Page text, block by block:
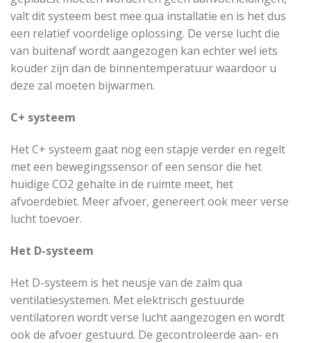
valt dit systeem best mee qua installatie en is het dus
een relatief voordelige oplossing. De verse lucht die
van buitenaf wordt aangezogen kan echter wel iets
kouder zijn dan de binnentemperatuur waardoor u
deze zal moeten bijwarmen.
C+ systeem
Het C+ systeem gaat nog een stapje verder en regelt
met een bewegingssensor of een sensor die het
huidige CO2 gehalte in de ruimte meet, het
afvoerdebiet. Meer afvoer, genereert ook meer verse
lucht toevoer.
Het D-systeem
Het D-systeem is het neusje van de zalm qua
ventilatiesystemen. Met elektrisch gestuurde
ventilatoren wordt verse lucht aangezogen en wordt
ook de afvoer gestuurd. De gecontroleerde aan- en